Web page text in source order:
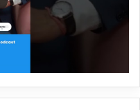
निर्भया कांड के बाद रेप
रोकने के लिए भारत में
का प्रावधान किया